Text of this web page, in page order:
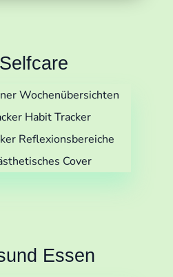
Selfcare
Essen